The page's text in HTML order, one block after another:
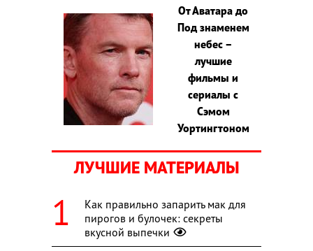
От Аватара до
Под знаменем
небес –
лучшие
фильмы и
сериалы с
Сэмом
Уортингтоном
ЛУЧШИЕ МАТЕРИАЛЫ
Как правильно запарить мак для
пирогов и булочек: секреты
вкусной выпечки